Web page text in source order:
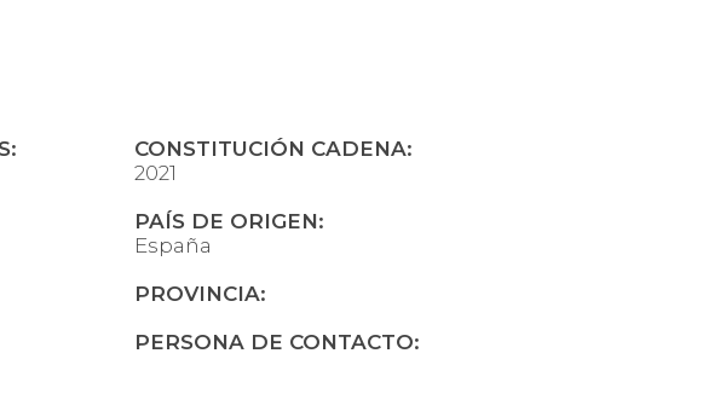
CONSTITUCIÓN CADENA:
2021
PAÍS DE ORIGEN:
España
PROVINCIA:
PERSONA DE CONTACTO: